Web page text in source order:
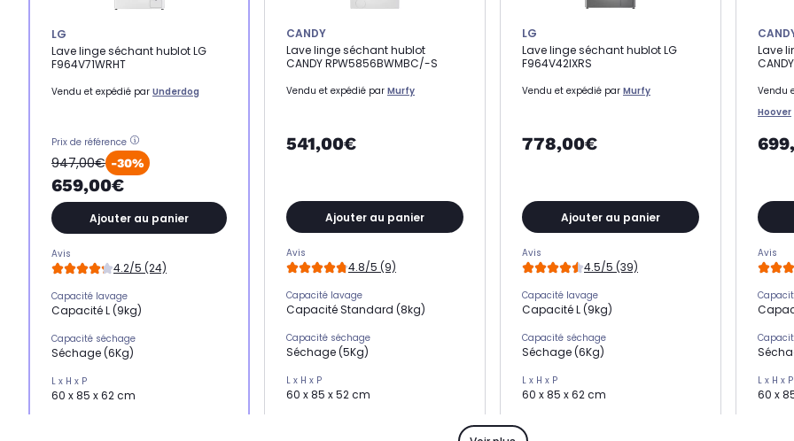
LG
Lave linge séchant hublot LG
F964V71WRHT
Vendu et expédié par Underdog
Prix de référence
947,00€ -30%
659,00€
Ajouter au panier
Avis
4.2/5 (24)
Capacité lavage
Capacité L (9kg)
Capacité séchage
Séchage (6Kg)
L x H x P
60 x 85 x 62 cm
CANDY
Lave linge séchant hublot
CANDY RPW5856BWMBC/-S
Vendu et expédié par Murfy
541,00€
Ajouter au panier
Avis
4.8/5 (9)
Capacité lavage
Capacité Standard (8kg)
Capacité séchage
Séchage (5Kg)
L x H x P
60 x 85 x 52 cm
LG
Lave linge séchant hublot LG
F964V42IXRS
Vendu et expédié par Murfy
778,00€
Ajouter au panier
Avis
4.5/5 (39)
Capacité lavage
Capacité L (9kg)
Capacité séchage
Séchage (6Kg)
L x H x P
60 x 85 x 62 cm
Essorage élevé (1400 trs)
Lave
Vendu
Hoover
Avis
L x H x P
60 x